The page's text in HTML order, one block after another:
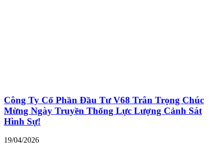
Công Ty Cổ Phần Đầu Tư V68 Trân Trọng Chúc
Mừng Ngày Truyền Thống Lực Lượng Cảnh Sát
Hình Sự!
19/04/2026